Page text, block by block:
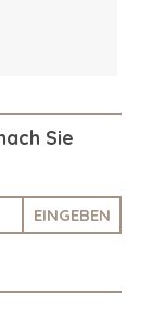
Sie
EINGEBEN